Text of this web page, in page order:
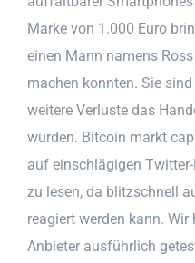
Marke von 1.000 Euro
einen Mann namens
machen konnten. Sie
weitere Verluste das
würden. Bitcoin markt
auf einschlägigen
zu lesen, da blitzschnell
reagiert werden kann.
Anbieter ausführlich